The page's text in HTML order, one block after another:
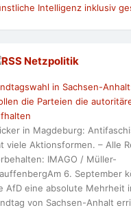
Intelligenz inklusiv
Netzpolitik
in Sachsen-
die Parteien die
in Magdeburg:
viele Aktionsformen. – Alle
IMAGO / Müller-
6. September
AfD eine absolute Mehrheit
von Sachsen-Anhalt